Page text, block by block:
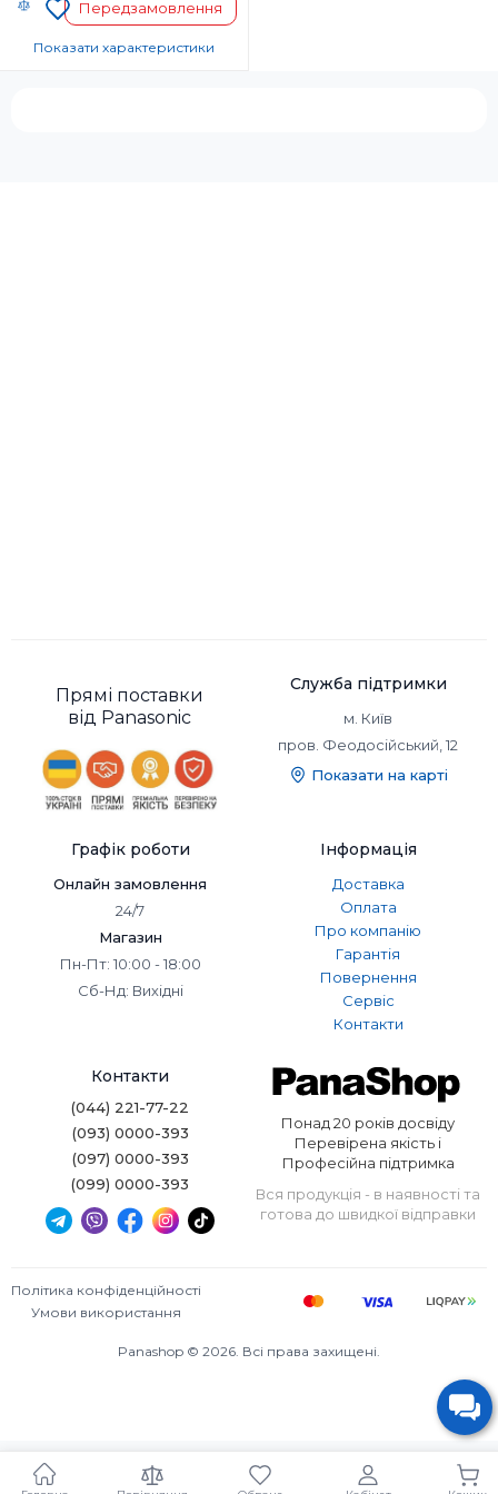
Передзамовлення
Показати характеристики
Прямі поставки
від Panasonic
Служба підтримки
м. Київ
пров. Феодосійський, 12
Показати на карті
Графік роботи
Онлайн замовлення
24/7
Магазин
Пн-Пт: 10:00 - 18:00
Сб-Нд: Вихідні
Інформація
Доставка
Оплата
Про компанію
Гарантія
Повернення
Сервіс
Контакти
Контакти
(044) 221-77-22
(093) 0000-393
(097) 0000-393
(099) 0000-393
Понад 20 років досвіду
Перевірена якість і
Професійна підтримка
Вся продукція - в наявності та
готова до швидкої відправки
Panashop © 2026. Всі права захищені.
Політика конфіденційності
Умови використання